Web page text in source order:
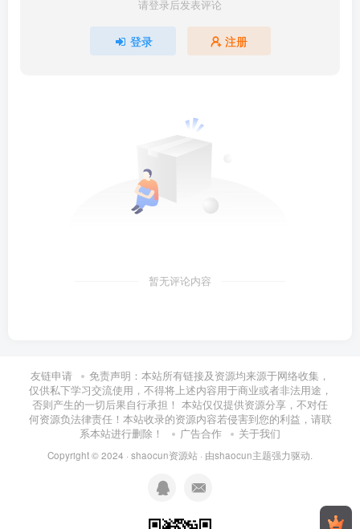
请登录后发表评论
登录 注册
暂无评论内容
友链申请
免责声明：本站所有链接及资源均来源于网络收集，
仅供私下学习交流使用，不得将上述内容用于商业或者非法用途，
否则产生的一切后果自行承担！ 本站仅仅提供资源分享，不对任
何资源负法律责任！本站收录的资源内容若侵害到您的利益，请联
系本站进行删除！
广告合作 关于我们
Copyright © 2024 · shaocun资源站 · 由shaocun主题强力驱动.